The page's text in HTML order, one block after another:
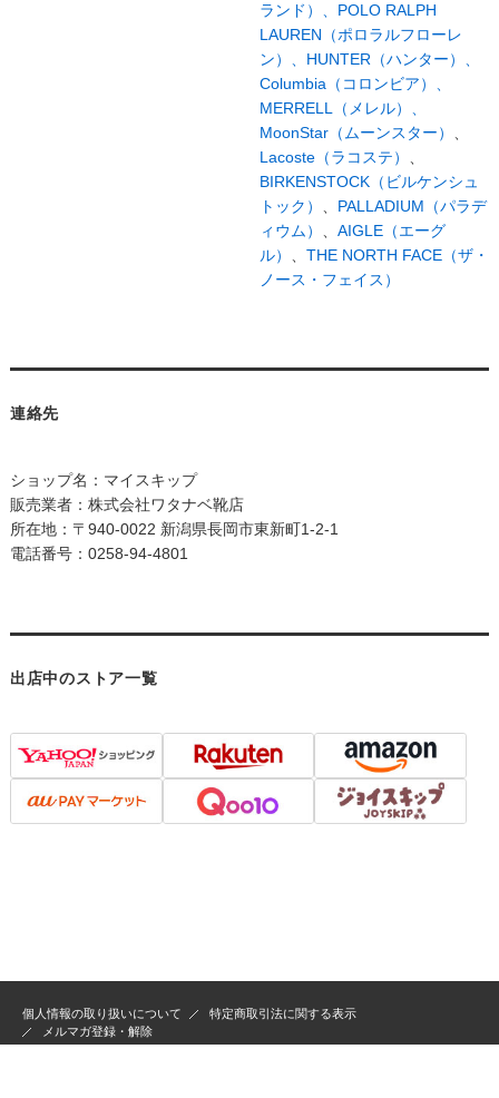
ランド）、 POLO RALPH
LAUREN（ポロラルフローレ
ン）、 HUNTER（ハンター）、
Columbia（コロンビア）、
MERRELL（メレル）、
MoonStar（ムーンスター）
Lacoste（ラコステ）
BIRKENSTOCK（ビルケンシュ
トック）
PALLADIUM（パラデ
ィウム）
AIGLE（エーグ
ル）
THE NORTH FACE（ザ・
ノース・フェイス）
連絡先
ショップ名：マイスキップ
販売業者：株式会社ワタナベ靴店
所在地：〒940-0022 新潟県長岡市東新町1-2-1
電話番号：0258-94-4801
出店中のストア一覧
個人情報の取り扱いについて
特定商取引法に関する表示
メルマガ登録・解除